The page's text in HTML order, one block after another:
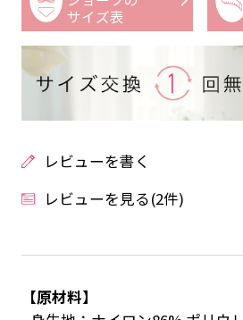
サイズ表
レビューを書く
レビューを見る(2件)
【原材料】